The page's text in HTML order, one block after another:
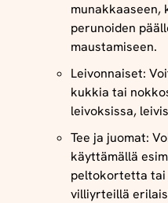
munakkaaseen,
perunoiden
maustamiseen.
Leivonnaiset:
kukkia tai
leivoksissa,
Tee ja juomat:
käyttämällä
peltokortetta tai
villiyrteillä